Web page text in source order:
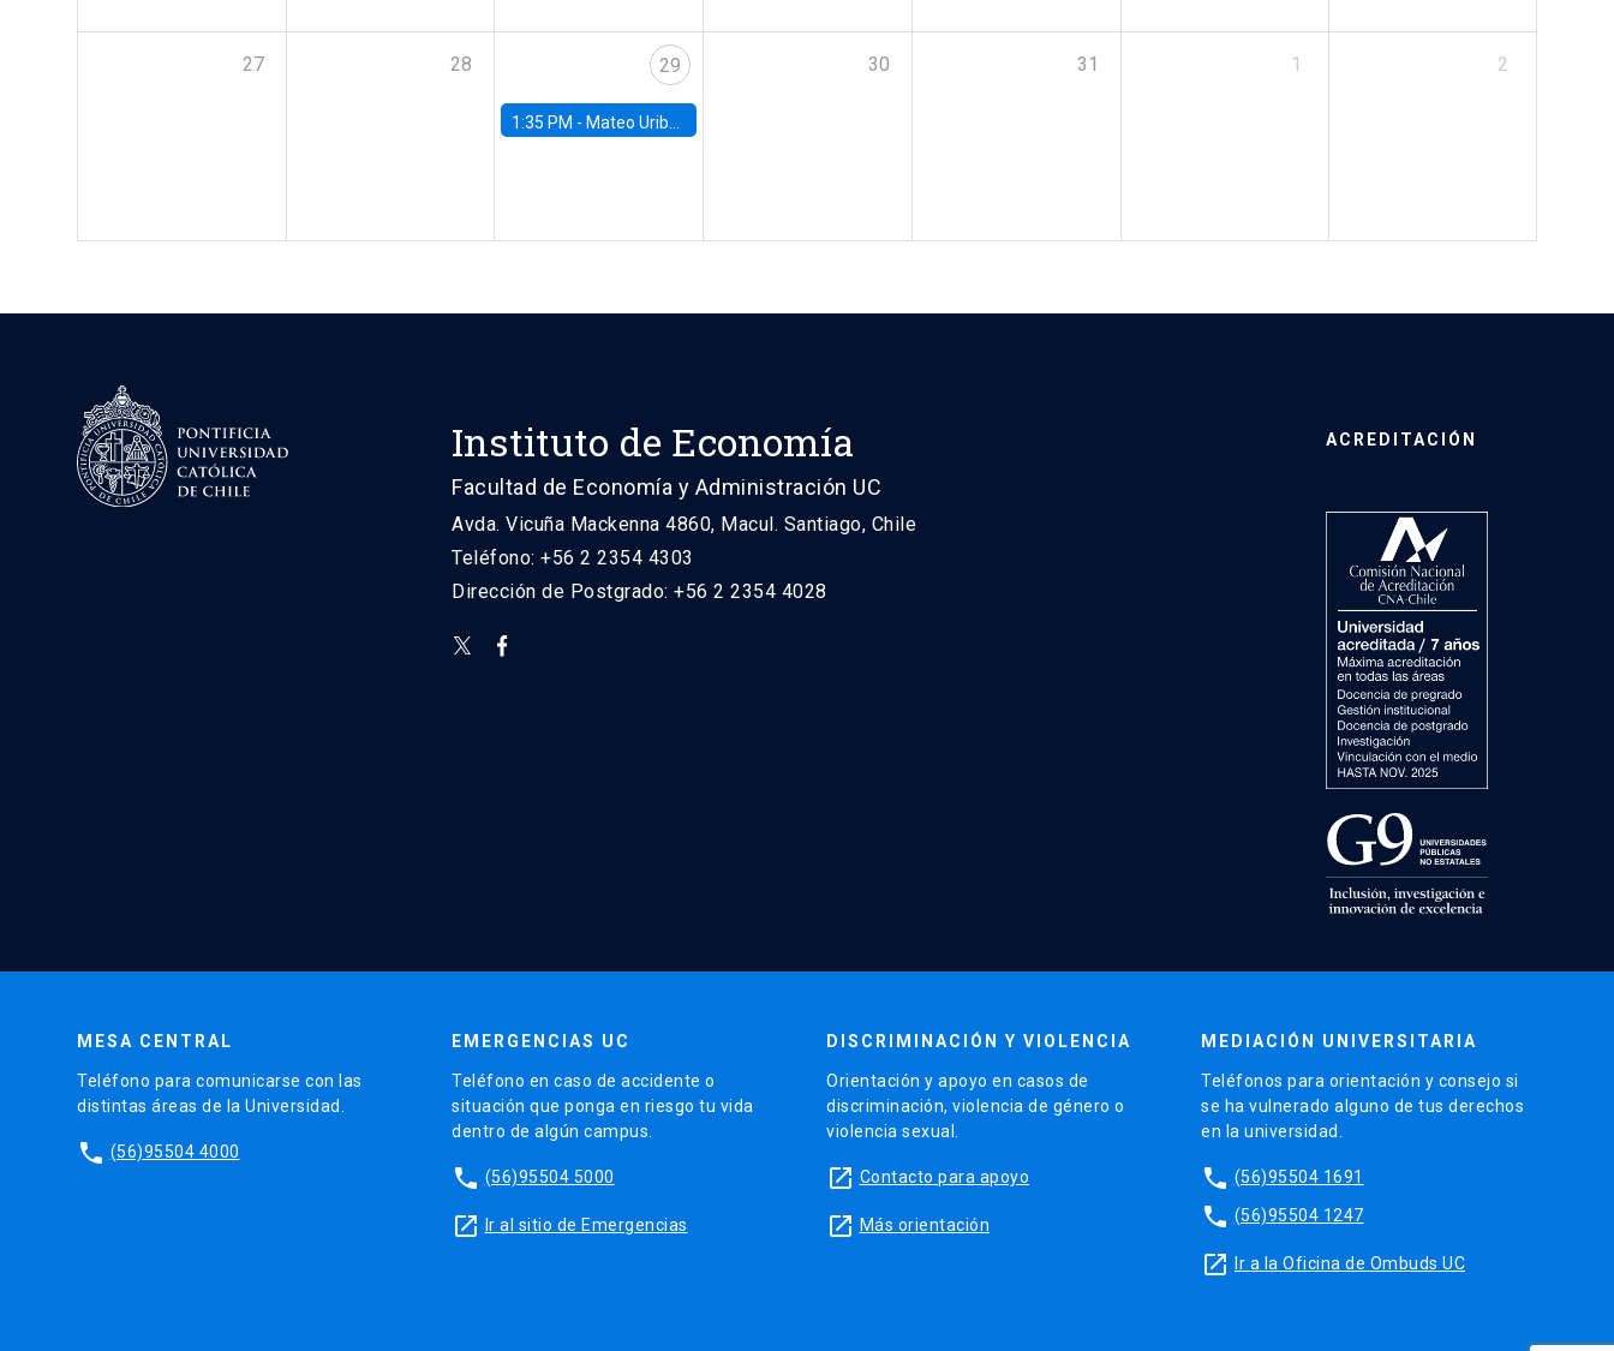
27 28 29
1:35 PM - Mateo Uribe-Castro, Universidad de los Andes (Colombia)
30 31 1 2
Instituto de Economía
Facultad de Economía y Administración UC
Avda. Vicuña Mackenna 4860, Macul. Santiago, Chile
Teléfono: +56 2 2354 4303
Dirección de Postgrado: +56 2 2354 4028
ACREDITACIÓN
MESA CENTRAL
Teléfono para comunicarse con las
distintas áreas de la Universidad.
phone (56)95504 4000
EMERGENCIAS UC
Teléfono en caso de accidente o
situación que ponga en riesgo tu vida
dentro de algún campus.
phone (56)95504 5000
launch Ir al sitio de Emergencias
DISCRIMINACIÓN Y VIOLENCIA
Orientación y apoyo en casos de
discriminación, violencia de género o
violencia sexual.
launch Contacto para apoyo
launch Más orientación
MEDIACIÓN UNIVERSITARIA
Teléfonos para orientación y consejo si
se ha vulnerado alguno de tus derechos
en la universidad.
phone (56)95504 1691
phone (56)95504 1247
launch Ir a la Oficina de Ombuds UC